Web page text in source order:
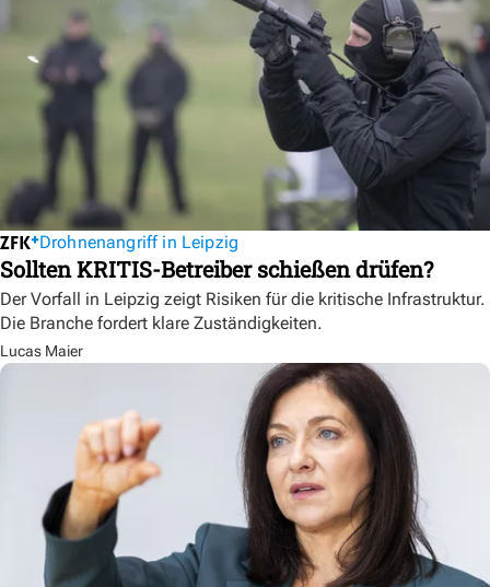
Drohnenangriff in Leipzig
Sollten KRITIS-Betreiber schießen drüfen?
Der Vorfall in Leipzig zeigt Risiken für die kritische Infrastruktur.
Die Branche fordert klare Zuständigkeiten.
Lucas Maier